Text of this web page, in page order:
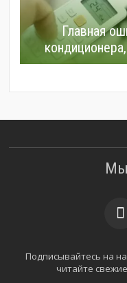
Главная
Мы
Подписывайтесь на
читайте